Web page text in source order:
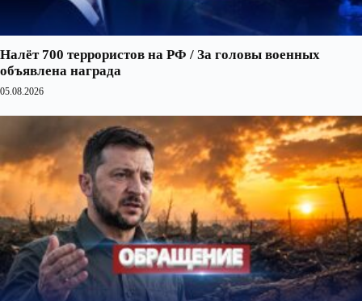
Налёт 700 террористов на РФ / За головы военных
объявлена награда
05.08.2026